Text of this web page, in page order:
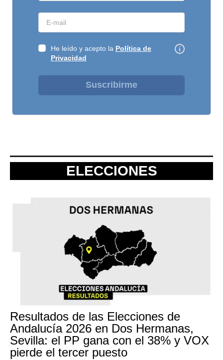
He leído y acepto la Política de
Privacidad
Suscribirme
ELECCIONES
Resultados de las Elecciones de
Andalucía 2026 en Dos Hermanas,
Sevilla: el PP gana con el 38% y VOX
pierde el tercer puesto